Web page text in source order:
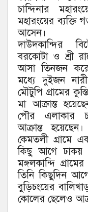
চান্দিনার
মহারংয়ের ব্যক্তি
আসেন।
দাউদকান্দির
বরকোটা ও শ্রী
আসা তিনজন
মধ্যে দুইজন
মৌটুপি গ্রামের
মা আক্রান্ত
পৌর এলাকার
আক্রান্ত
কেমতলী গ্রামে
কিছু আগে ঢাকয়
মঙ্গলকান্দি
তিনি কিছুদিন
বুড়িচংয়ের
কোলের ছেলেও